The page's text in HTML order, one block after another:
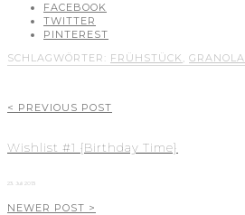
FACEBOOK
TWITTER
PINTEREST
SCHLAGWÖRTER: FRÜHSTÜCK , GRANOLA
< PREVIOUS POST
Wishlist #1 {Birthday Time}
23. Juli 2013
NEWER POST >